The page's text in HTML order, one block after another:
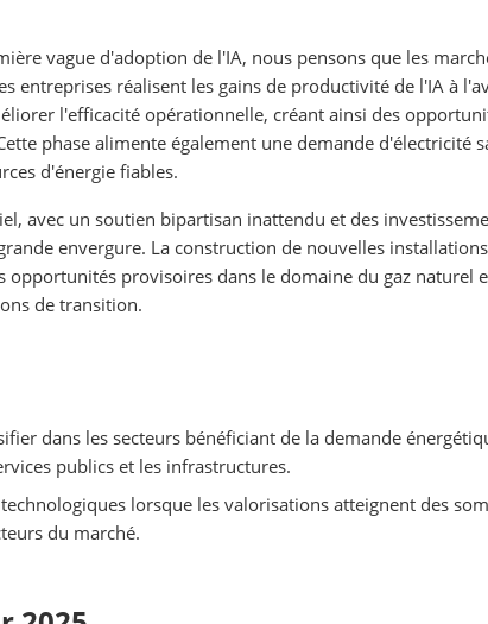
vague d'adoption de l'IA, nous pensons que les
entreprises réalisent les gains de productivité de l'IA à
l'efficacité opérationnelle, créant ainsi des
phase alimente également une demande d'électricité
d'énergie fiables.
avec un soutien bipartisan inattendu et des
envergure. La construction de nouvelles installations
opportunités provisoires dans le domaine du gaz naturel
de transition.
dans les secteurs bénéficiant de la demande
publics et les infrastructures.
lorsque les valorisations atteignent des
du marché.